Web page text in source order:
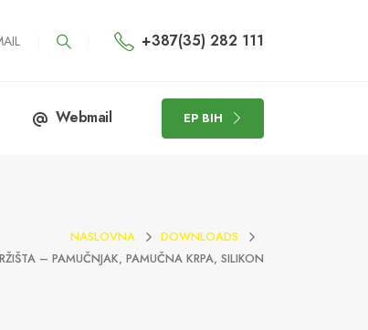
+387(35) 282 111
Webmail EP BIH
NASLOVNA
DOWNLOADS
– PAMUČNJAK, PAMUČNA KRPA, SILIKON